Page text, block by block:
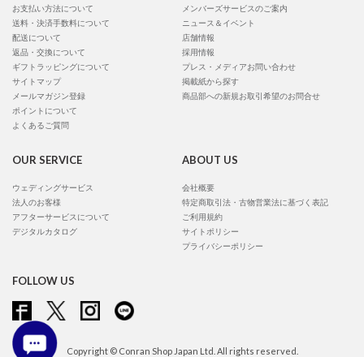
お支払い方法について
送料・決済手数料について
配送について
返品・交換について
ギフトラッピングについて
サイトマップ
メールマガジン登録
ポイントについて
よくあるご質問
メンバーズサービスのご案内
ニュース＆イベント
店舗情報
採用情報
プレス・メディアお問い合わせ
掲載紙から探す
商品部への新規お取引希望のお問合せ
OUR SERVICE
ウェディングサービス
法人のお客様
アフターサービスについて
デジタルカタログ
ABOUT US
会社概要
特定商取引法・古物営業法に基づく表記
ご利用規約
サイトポリシー
プライバシーポリシー
FOLLOW US
Copyright © Conran Shop Japan Ltd. All rights reserved.